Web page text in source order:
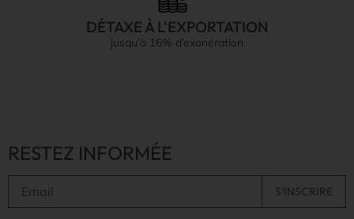
DÉTAXE À L'EXPORTATION
jusqu’à 16% d’exonération
RESTEZ INFORMÉE